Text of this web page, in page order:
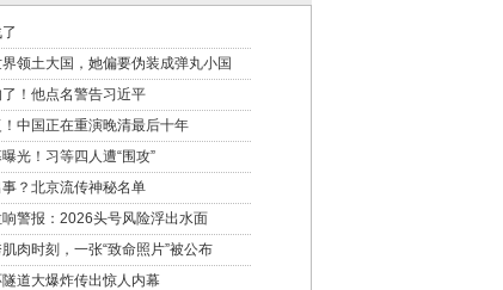
领土大国，她偏要伪装成弹丸小国
！他点名警告习近平
中国正在重演晚清最后十年
光！习等四人遭“围攻”
？北京流传神秘名单
警报：2026头号风险浮出水面
肉时刻，一张“致命照片”被公布
道大爆炸传出惊人内幕